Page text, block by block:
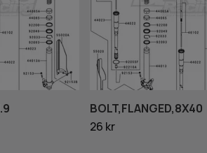
BOLT,FLANGED,8X40
26 kr